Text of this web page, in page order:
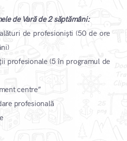
de Vară de 2 săptămâni:
de profesioniști (50 de ore
profesionale (5 în programul de
centre”
profesională